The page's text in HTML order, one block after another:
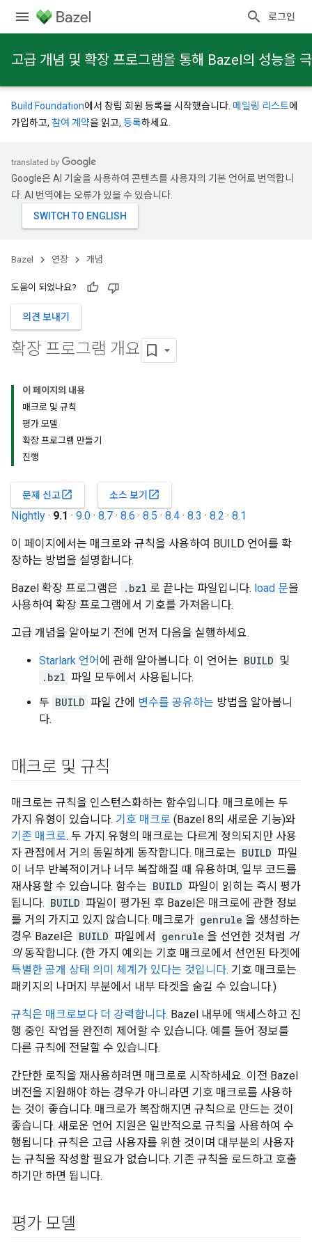
로그인
고급 개념 및 확장 프로그램을 통해 Bazel의 성능을
Build Foundation에서 창립 회원 등록을 시작했습니다. 메일링 리스트에
가입하고, 참여 계약을 읽고, 등록하세요.
Google은 AI 기술을 사용하여 콘텐츠를 사용자의 기본 언어로 번역합니
다. AI 번역에는 오류가 있을 수 있습니다.
Bazel 연장 개념
도움이 되었나요?
의견 보내기
확장 프로그램 개요
이 페이지의 내용
매크로 및 규칙
평가 모델
확장 프로그램 만들기
진행
문제 신고open_in_new 소스 보기 open_in_new
Nightly · 9.1 · 9.0 · 8.7 · 8.6 · 8.5 · 8.4 · 8.3 · 8.2 · 8.1
이 페이지에서는 매크로와 규칙을 사용하여 BUILD 언어를 확
장하는 방법을 설명합니다.
Bazel 확장 프로그램은 .bzl 로 끝나는 파일입니다. load 문을
사용하여 확장 프로그램에서 기호를 가져옵니다.
고급 개념을 알아보기 전에 먼저 다음을 실행하세요.
Starlark 언어 에 관해 알아봅니다. 이 언어는 BUILD 및
.bzl 파일 모두에서 사용됩니다.
두 BUILD 파일 간에 변수를 공유하는 방법을 알아봅니
다.
매크로 및 규칙
매크로는 규칙을 인스턴스화하는 함수입니다. 매크로에는 두
가지 유형이 있습니다. 기호 매크로 (Bazel 8의 새로운 기능)와
기존 매크로. 두 가지 유형의 매크로는 다르게 정의되지만 사용
자 관점에서 거의 동일하게 동작합니다. 매크로는 BUILD 파일
이 너무 반복적이거나 너무 복잡해질 때 유용하며, 일부 코드를
재사용할 수 있습니다. 함수는 BUILD 파일이 읽히는 즉시 평가
됩니다. BUILD 파일이 평가된 후 Bazel은 매크로에 관한 정보
를 거의 가지고 있지 않습니다. 매크로가 genrule 을 생성하는
경우 Bazel은 BUILD 파일에서 genrule 을 선언한 것처럼 거
의동작합니다. (한 가지 예외는 기호 매크로에서 선언된 타겟에
특별한 공개 상태 의미 체계가 있다는 것입니다. 기호 매크로는
패키지의 나머지 부분에서 내부 타겟을 숨길 수 있습니다.)
규칙은 매크로보다 더 강력합니다. Bazel 내부에 액세스하고 진
행 중인 작업을 완전히 제어할 수 있습니다. 예를 들어 정보를
다른 규칙에 전달할 수 있습니다.
간단한 로직을 재사용하려면 매크로로 시작하세요. 이전 Bazel
버전을 지원해야 하는 경우가 아니라면 기호 매크로를 사용하
는 것이 좋습니다. 매크로가 복잡해지면 규칙으로 만드는 것이
좋습니다. 새로운 언어 지원은 일반적으로 규칙을 사용하여 수
행됩니다. 규칙은 고급 사용자를 위한 것이며 대부분의 사용자
는 규칙을 작성할 필요가 없습니다. 기존 규칙을 로드하고 호출
하기만 하면 됩니다.
평가 모델